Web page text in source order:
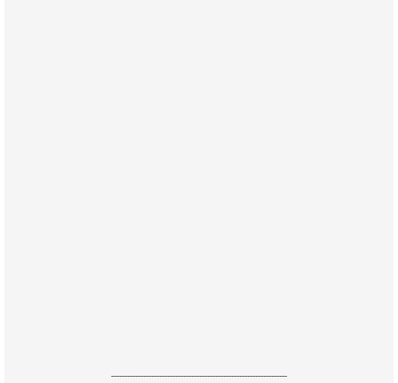
------------------------------------------------------------------